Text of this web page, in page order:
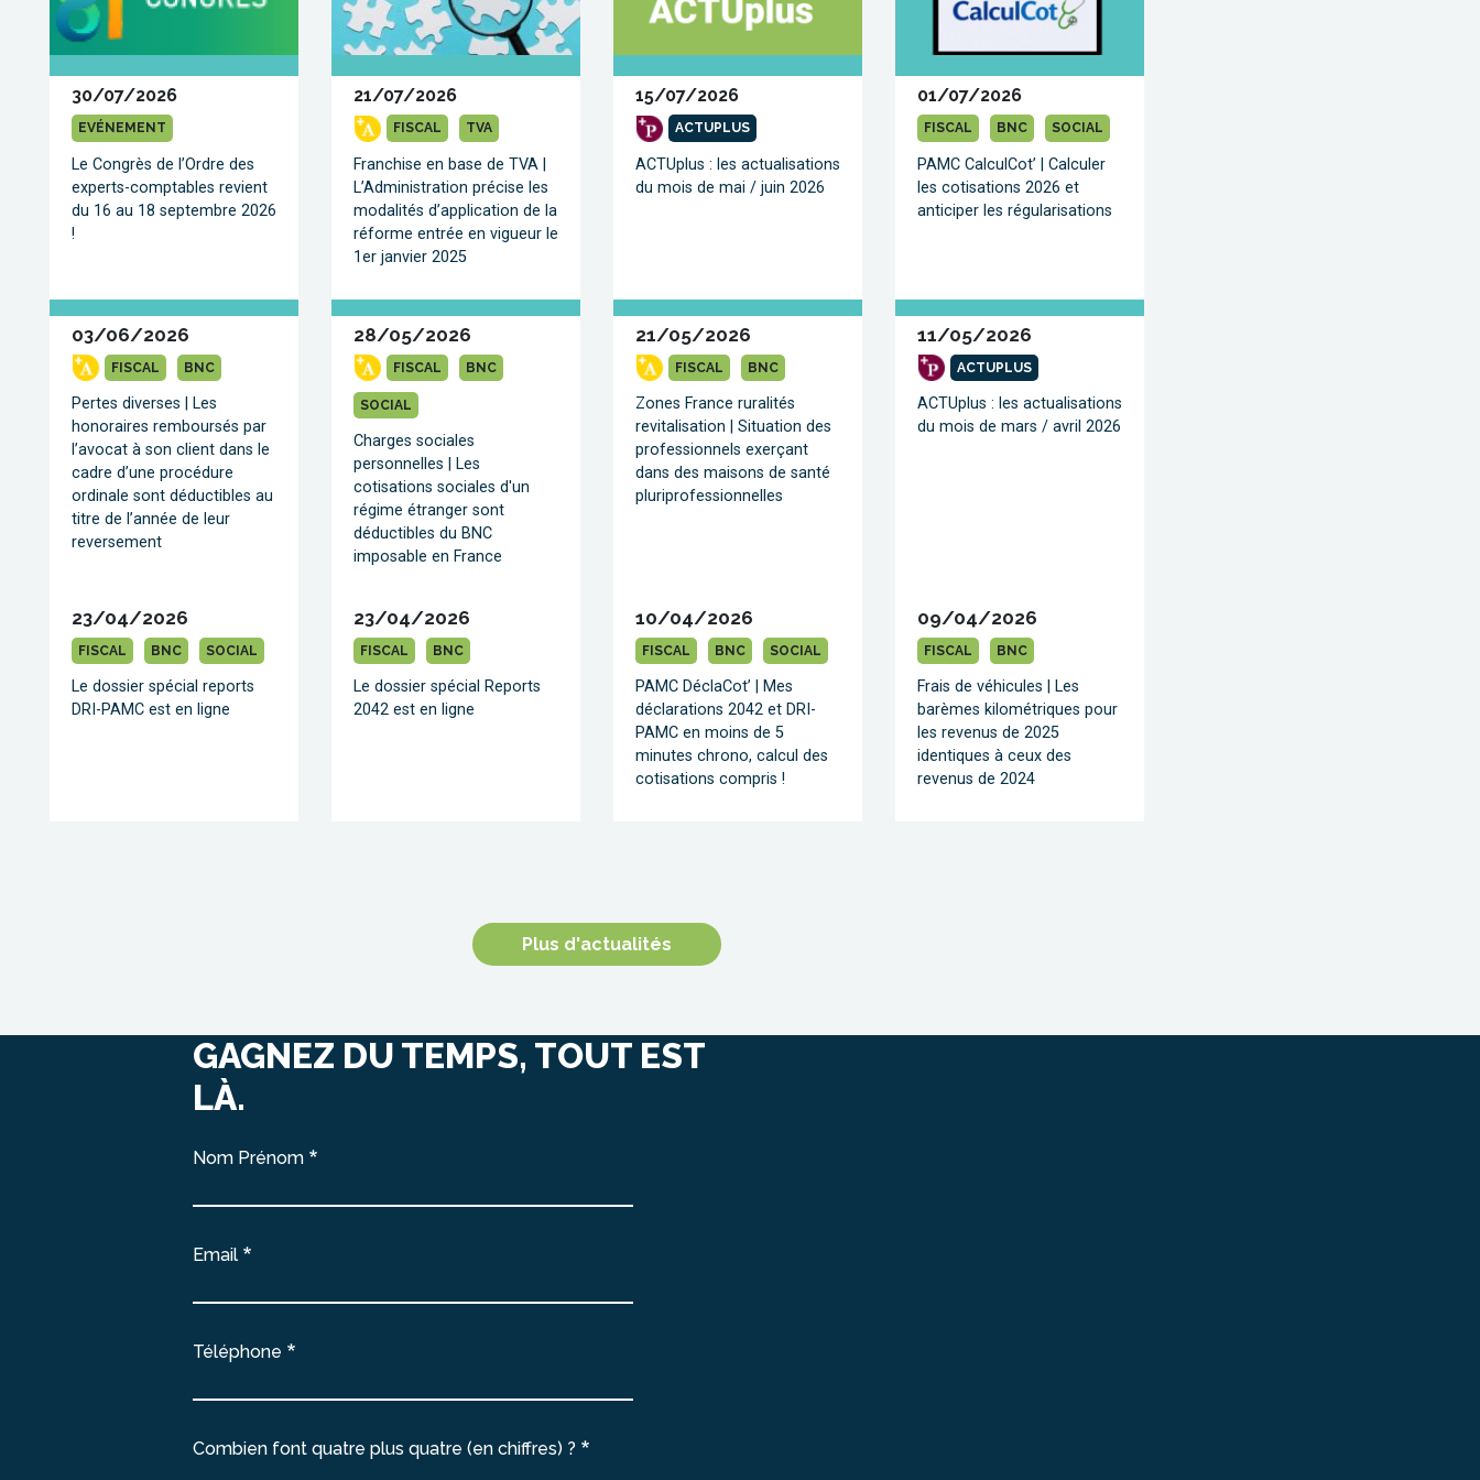
terme.
Préfixer
un
symbole
moins
pour
l'exclure
la
recherche.
30/07/2026
EVÉNEMENT
Le Congrès de l’Ordre des
experts-comptables revient
du 16 au 18 septembre 2026
!
21/07/2026
FISCAL TVA
Franchise en base de TVA |
L’Administration précise les
modalités d’application de la
réforme entrée en vigueur le
1er janvier 2025
15/07/2026
ACTUPLUS
ACTUplus : les actualisations
du mois de mai / juin 2026
01/07/2026
FISCAL BNC SOCIAL
PAMC CalculCot’ | Calculer
les cotisations 2026 et
anticiper les régularisations
03/06/2026
FISCAL BNC
Pertes diverses | Les
honoraires remboursés par
l’avocat à son client dans le
cadre d’une procédure
ordinale sont déductibles au
titre de l’année de leur
reversement
28/05/2026
FISCAL BNC
SOCIAL
Charges sociales
personnelles | Les
cotisations sociales d'un
régime étranger sont
déductibles du BNC
imposable en France
21/05/2026
FISCAL BNC
Zones France ruralités
revitalisation | Situation des
professionnels exerçant
dans des maisons de santé
pluriprofessionnelles
11/05/2026
ACTUPLUS
ACTUplus : les actualisations
du mois de mars / avril 2026
23/04/2026
FISCAL BNC SOCIAL
Le dossier spécial reports
DRI-PAMC est en ligne
23/04/2026
FISCAL BNC
Le dossier spécial Reports
2042 est en ligne
10/04/2026
FISCAL BNC SOCIAL
PAMC DéclaCot’ | Mes
déclarations 2042 et DRI-
PAMC en moins de 5
minutes chrono, calcul des
cotisations compris !
09/04/2026
FISCAL BNC
Frais de véhicules | Les
barèmes kilométriques pour
les revenus de 2025
identiques à ceux des
revenus de 2024
Plus d'actualités
GAGNEZ DU TEMPS, TOUT EST
LÀ.
Nom Prénom
Email
Téléphone
Combien font quatre plus quatre (en chiffres) ?